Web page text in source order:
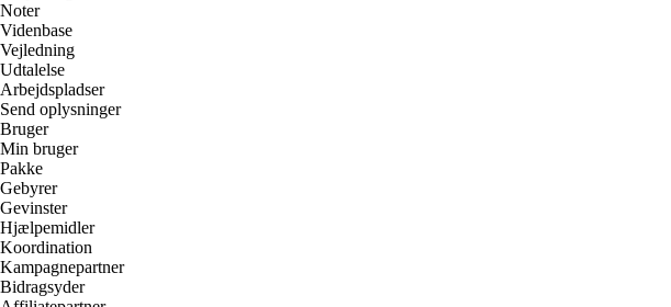
Noter
Videnbase
Vejledning
Udtalelse
Arbejdspladser
Send oplysninger
Bruger
Min bruger
Pakke
Gebyrer
Gevinster
Hjælpemidler
Koordination
Kampagnepartner
Bidragsyder